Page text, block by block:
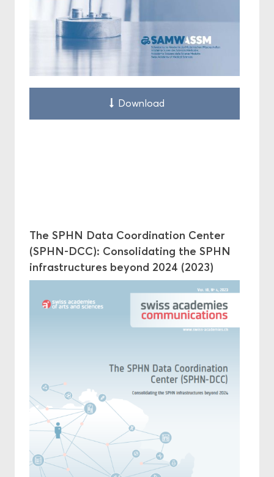
Down­load
The SPHN Data Coor­di­na­ti­on Cen­ter
(SPHN-​DCC): Con­so­li­da­ting the SPHN
in­fra­struc­tu­res beyond 2024 (2023)